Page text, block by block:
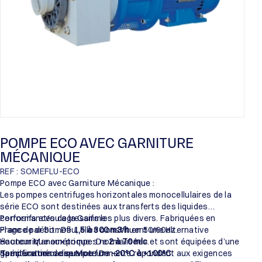
POMPE ECO AVEC GARNITURE
MÉCANIQUE
REF : SOMEFLU-ECO
Pompe ECO avec Garniture Mécanique :
Les pompes centrifuges horizontales monocellulaires de la
série ECO sont destinées aux transferts des liquides
corrosifs et/ou agressifs les plus divers. Fabriquées en
France par Someflu, elles constituent une alternative
économique aux pompes normalisées et sont équipées d’une
garniture mécanique performante répondant aux exigences
Performances de la Gamme :
Plage de débit : De1,5 à 300 m3/hen 50/60Hz.
Hauteur Manométrique : De2 à 70 mlc.
Température de service : De-20°C à +100°C.
Spécifications des Moteurs :